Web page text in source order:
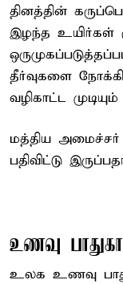
தினத்தின்
இழந்த உயிர்கள்
தீர்வுகளை
வழிகாட்ட
மத்திய
பதிவிட்டு
உணவு
உலக உணவு